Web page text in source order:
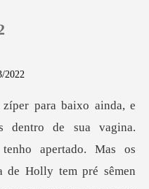
0
2022
de sua vagina.
apertado. Mas os